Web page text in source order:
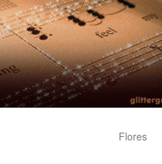
Flores